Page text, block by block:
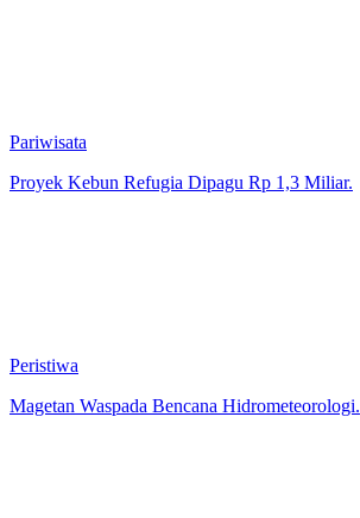
Pariwisata
Proyek Kebun Refugia Dipagu Rp 1,3 Miliar.
Peristiwa
Magetan Waspada Bencana Hidrometeorologi.